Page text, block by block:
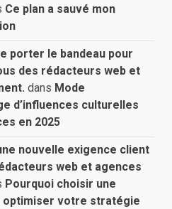
Ce plan a sauvé mon
porter le bandeau pour
des rédacteurs web et
dans Mode
d’influences culturelles
en 2025
nouvelle exigence client
web et agences
Pourquoi choisir une
optimiser votre stratégie